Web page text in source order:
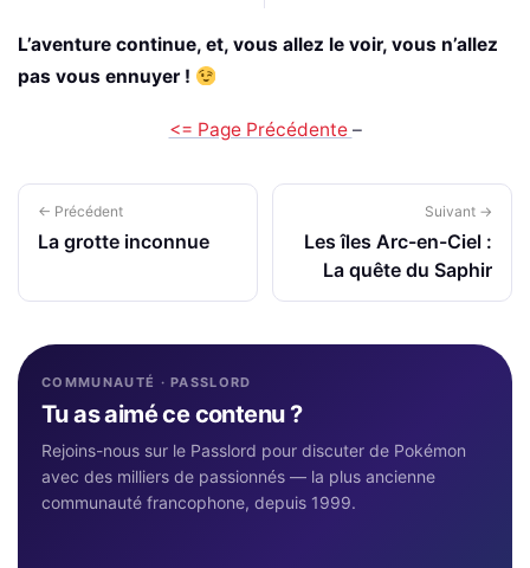
L’aventure continue, et, vous allez le voir, vous n’allez
pas vous ennuyer !
<= Page Précédente –
← Précédent
La grotte inconnue
Suivant →
Les îles Arc-en-Ciel :
La quête du Saphir
COMMUNAUTÉ · PASSLORD
Tu as aimé ce contenu ?
Rejoins-nous sur le Passlord pour discuter de Pokémon
avec des milliers de passionnés — la plus ancienne
communauté francophone, depuis 1999.